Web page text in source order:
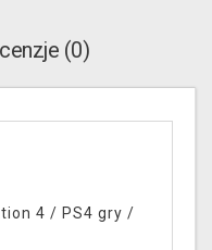
(0)
4 / PS4 gry /